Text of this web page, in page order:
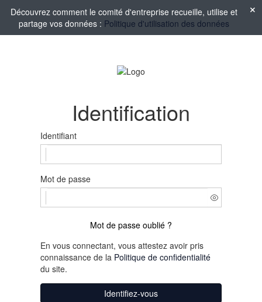
Découvrez comment le comité d'entreprise recueille, utilise et
partage vos données : Politique d'utilisation des données
Identification
Identifiant
Mot de passe
Mot de passe oublié ?
En vous connectant, vous attestez avoir pris
connaissance de la Politique de confidentialité
du site.
Identifiez-vous